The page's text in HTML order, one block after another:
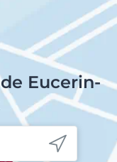
Eucerin-